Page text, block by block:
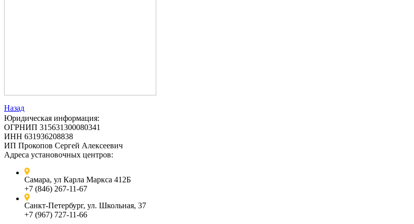
Назад
Юридическая информация:
ОГРНИП 315631300080341
ИНН 631936208838
ИП Прокопов Сергей Алексеевич
Адреса установочных центров:
Самара, ул Карла Маркса 412Б
+7 (846) 267-11-67
Санкт-Петербург, ул. Школьная, 37
+7 (967) 727-11-66